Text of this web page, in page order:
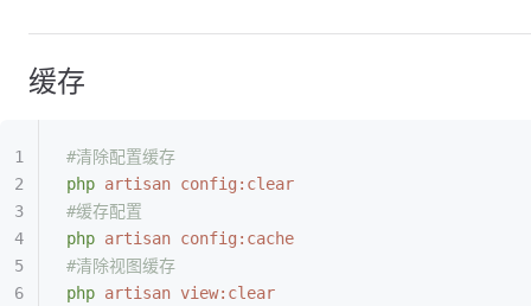
缓存
#清除配置缓存
php artisan config:clear
#缓存配置
php artisan config:cache
#清除视图缓存
php artisan view:clear